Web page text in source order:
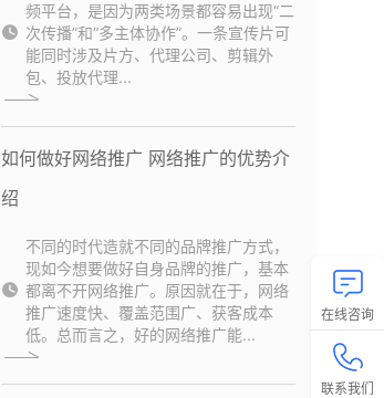
频平台，是因为两类场景都容易出现“二
次传播”和“多主体协作”。一条宣传片可
能同时涉及片方、代理公司、剪辑外
包、投放代理...
如何做好网络推广 网络推广的优势介
绍
不同的时代造就不同的品牌推广方式，
现如今想要做好自身品牌的推广，基本
都离不开网络推广。原因就在于，网络
推广速度快、覆盖范围广、获客成本
低。总而言之，好的网络推广能...
在线咨询
联系我们